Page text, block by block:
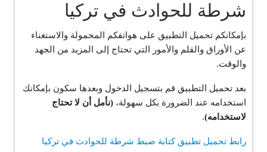
شرطة للحوادث في تركيا
بإمكانكم تحميل التطبيق على هواتفكم المحمولة والاستغناء
عن الأوراق والقلم والأمور التي تحتاج إلى المزيد من الجهد
والوقت.
بعد تحميل التطبيق قم بتسجيل الدخول وبعدها سكون بإمكانك
استخدامه عند الضرورة بكل سهولة، (نأمل أن لا تحتاج
لاستخدامه).
رابط تحميل تطبيق كتابة ضبط شرطة للحوادث في تركيا